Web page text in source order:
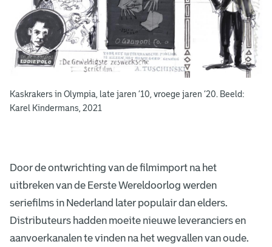
Kaskrakers in Olympia, late jaren ’10, vroege jaren ’20.​ Beeld:
Karel Kindermans, 2021
Door de ontwrichting van de filmimport na het
uitbreken van de Eerste Wereldoorlog werden
seriefilms in Nederland later populair dan elders.
Distributeurs hadden moeite nieuwe leveranciers en
aanvoerkanalen te vinden na het wegvallen van oude.